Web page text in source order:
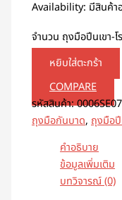
Availability: มีสินค้า
จำนวน ถุงมือปีนเขา-
หยิบใส่ตะกร้า
COMPARE
รหัสสินค้า:
ถุงมือกันบาด,ถุงมือปี
คำอธิบาย
ข้อมูลเพิ่มเติม
บทวิจารณ์ (0)